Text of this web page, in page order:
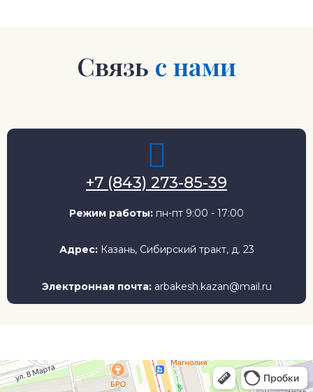
Связь с нами
+7 (843) 273-85-39
Режим работы: пн-пт 9:00 - 17:00
Адрес: Казань, Сибирский тракт, д. 23
Электронная почта: arbakesh.kazan@mail.ru